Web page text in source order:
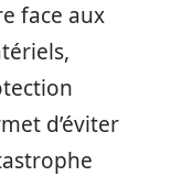
face aux
d’éviter